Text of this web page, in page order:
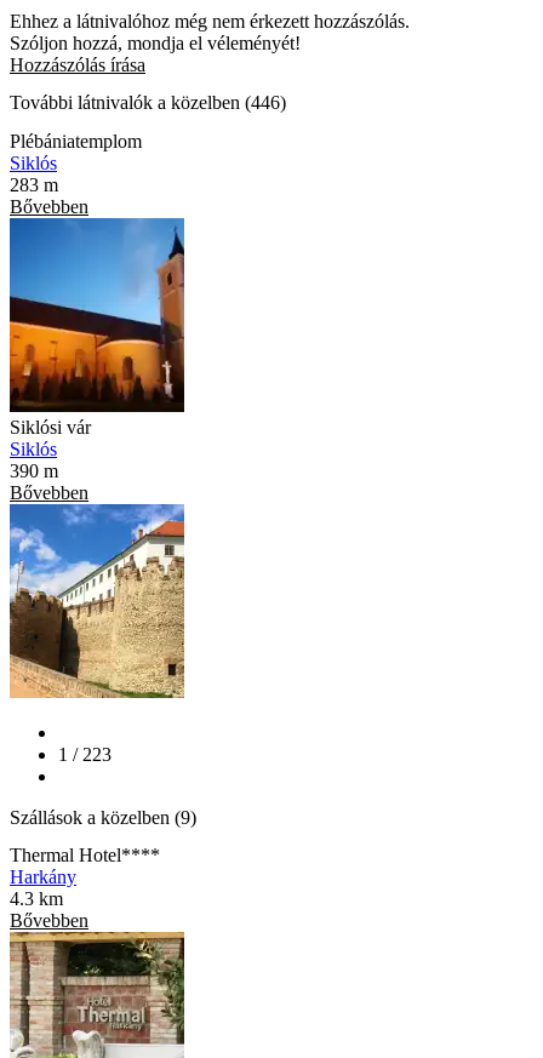
Ehhez a látnivalóhoz még nem érkezett hozzászólás.
Szóljon hozzá, mondja el véleményét!
Hozzászólás írása
További látnivalók a közelben (446)
Plébániatemplom
Siklós
283 m
Bővebben
Siklósi vár
Siklós
390 m
Bővebben
1 / 223
Szállások a közelben (9)
Thermal Hotel****
Harkány
4.3 km
Bővebben